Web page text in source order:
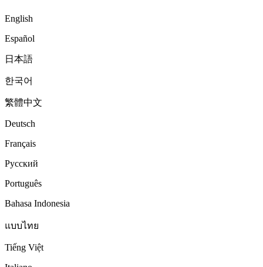
English
Español
日本語
한국어
繁體中文
Deutsch
Français
Русский
Português
Bahasa Indonesia
แบบไทย
Tiếng Việt